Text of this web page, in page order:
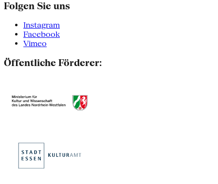
Folgen Sie uns
Instagram
Facebook
Vimeo
Öffentliche Förderer: